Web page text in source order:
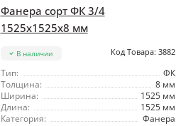
Фанера сорт ФК 3/4
1525x1525x8 мм
В наличии Код Товара: 3882
Тип:
ФК
Толщина:
8 мм
Ширина:
1525 мм
Длина:
1525 мм
Категория:
Фанера